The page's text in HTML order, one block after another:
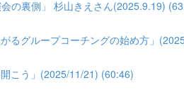
の裏側」 杉山きえさん(2025.9.19)
るグループコーチングの始め方」
こう」(2025/11/21) (60:46)